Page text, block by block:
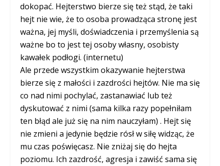
dokopać. Hejterstwo bierze się też stąd, że taki
hejt nie wie, że to osoba prowadząca stronę jest
ważna, jej myśli, doświadczenia i przemyślenia są
ważne bo to jest tej osoby własny, osobisty
kawałek podłogi. (internetu)
Ale przede wszystkim okazywanie hejterstwa
bierze się z małości i zazdrości hejtów. Nie ma się
co nad nimi pochylać, zastanawiać lub też
dyskutować z nimi (sama kilka razy popełniłam
ten błąd ale już się na nim nauczyłam) . Hejt się
nie zmieni a jedynie będzie rósł w siłę widząc, że
mu czas poświęcasz. Nie zniżaj się do hejta
poziomu. Ich zazdrość, agresja i zawiść sama się